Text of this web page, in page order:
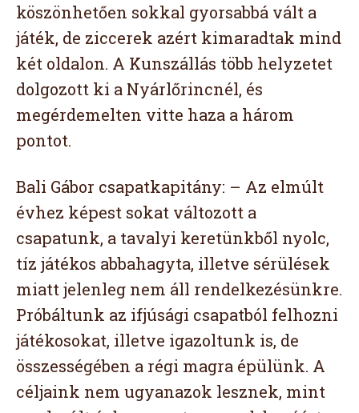
köszönhetően sokkal gyorsabbá vált a
játék, de ziccerek azért kimaradtak mind
két oldalon. A Kunszállás több helyzetet
dolgozott ki a Nyárlőrincnél, és
megérdemelten vitte haza a három
pontot.
Bali Gábor csapatkapitány: – Az elmúlt
évhez képest sokat változott a
csapatunk, a tavalyi keretünkből nyolc,
tíz játékos abbahagyta, illetve sérülések
miatt jelenleg nem áll rendelkezésünkre.
Próbáltunk az ifjúsági csapatból felhozni
játékosokat, illetve igazoltunk is, de
összességében a régi magra épülünk. A
céljaink nem ugyanazok lesznek, mint